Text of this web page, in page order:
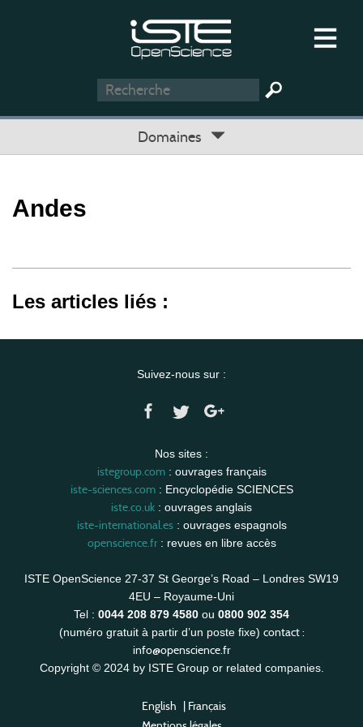
Domaines
Andes
Les articles liés :
Suivez-nous sur :
Nos sites :
istegroup.com: ouvrages français
iste-sciences.com: Encyclopédie SCIENCES
iste.co.uk : ouvrages anglais
iste-international.es: ouvrages espagnols
openscience.fr: revues en libre accès
ISTE OpenScience 27-37 St George’s Road – Londres SW19
4EU – Royaume-Uni
Tel : 0044 208 879 4580 ou 0800 902 354
(numéro gratuit à partir d’un poste fixe) contact :
info@openscience.fr
Copyright © 2024 by ISTE Group or related companies.
English | Français